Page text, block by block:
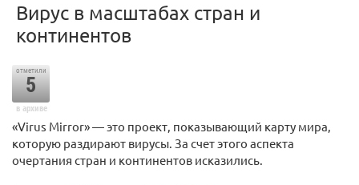
Вирус в масштабах стран и
континентов
отметили
5
в архиве
«Virus Mirror» — это проект, показывающий карту мира,
которую раздирают вирусы. За счет этого аспекта
очертания стран и континентов исказились.